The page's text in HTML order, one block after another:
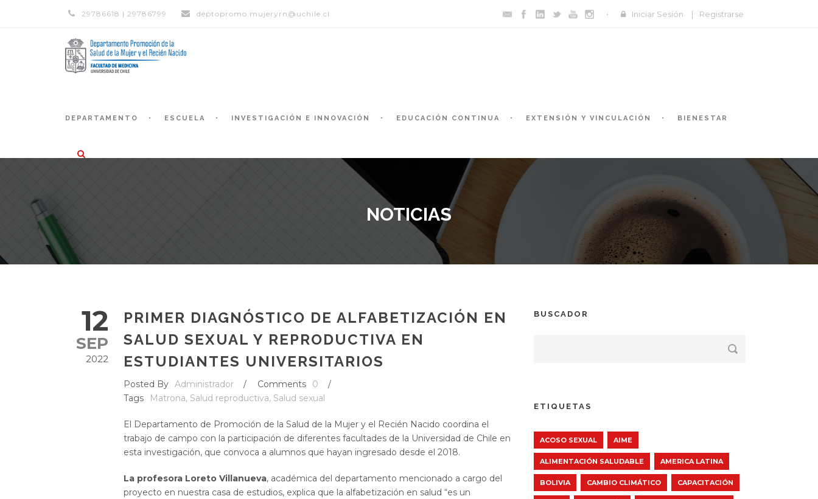
29786618 | 29786799 deptopromo.mujeryrn@uchile.cl Iniciar Sesión | Registrarse
DEPARTAMENTO ESCUELA INVESTIGACIÓN E INNOVACIÓN EDUCACIÓN CONTINUA EXTENSIÓN Y VINCULACIÓN BIENESTAR
NOTICIAS
12
SEP
2022
PRIMER DIAGNÓSTICO DE ALFABETIZACIÓN EN
SALUD SEXUAL Y REPRODUCTIVA EN
ESTUDIANTES UNIVERSITARIOS
Posted By Administrador / Comments 0
/
Tags
Matrona, Salud reproductiva, Salud sexual
El Departamento de Promoción de la Salud de la Mujer y el Recién Nacido coordina el
trabajo de campo con la participación de diferentes facultades de la Universidad de Chile en
esta investigación, que convoca a alumnos que hayan ingresado desde el 2018.
La profesora Loreto Villanueva, académica del departamento mencionado a cargo del
proyecto en nuestra casa de estudios, explica que la alfabetización en salud “es un
BUSCADOR
ETIQUETAS
ACOSO SEXUAL AIME
ALIMENTACIÓN SALUDABLE AMERICA LATINA
BOLIVIA CAMBIO CLIMÁTICO CAPACITACIÓN